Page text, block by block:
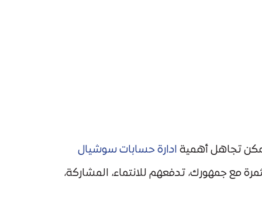
تجاهل أهمية ادارة حسابات سوشيال
مع جمهورك، تدفعهم للانتماء، المشاركة،